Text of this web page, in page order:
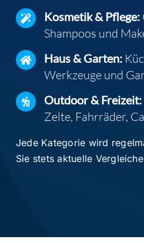
Kosmetik & Pflege:
Shampoos und
Haus & Garten:
Werkzeuge und
Outdoor & Freizeit:
Zelte, Fahrräder,
Jede Kategorie wird
Sie stets aktuelle